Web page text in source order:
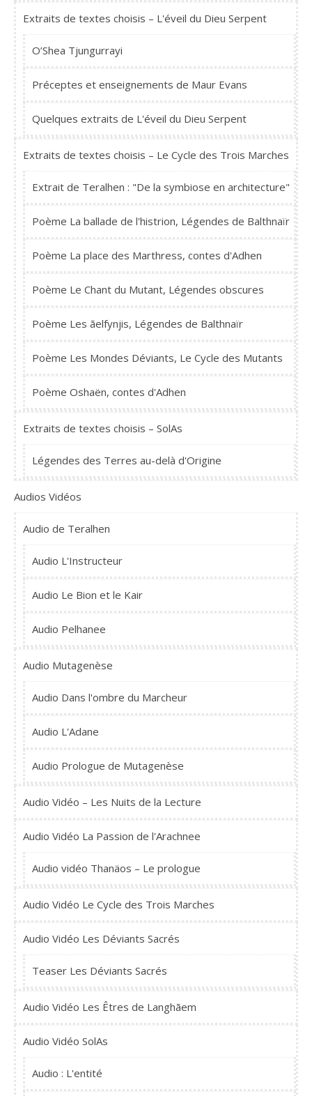
Extraits de textes choisis – L'éveil du Dieu Serpent
O’Shea Tjungurrayi
Préceptes et enseignements de Maur Evans
Quelques extraits de L'éveil du Dieu Serpent
Extraits de textes choisis – Le Cycle des Trois Marches
Extrait de Teralhen : "De la symbiose en architecture"
Poème La ballade de l'histrion, Légendes de Balthnaïr
Poème La place des Marthress, contes d'Adhen
Poème Le Chant du Mutant, Légendes obscures
Poème Les ãelfynjis, Légendes de Balthnaïr
Poème Les Mondes Déviants, Le Cycle des Mutants
Poème Oshaën, contes d'Adhen
Extraits de textes choisis – SolAs
Légendes des Terres au-delà d'Origine
Audios Vidéos
Audio de Teralhen
Audio L'Instructeur
Audio Le Bion et le Kair
Audio Pelhanee
Audio Mutagenèse
Audio Dans l'ombre du Marcheur
Audio L'Adane
Audio Prologue de Mutagenèse
Audio Vidéo – Les Nuits de la Lecture
Audio Vidéo La Passion de l'Arachnee
Audio vidéo Thanäos – Le prologue
Audio Vidéo Le Cycle des Trois Marches
Audio Vidéo Les Déviants Sacrés
Teaser Les Déviants Sacrés
Audio Vidéo Les Êtres de Langhãem
Audio Vidéo SolAs
Audio : L'entité